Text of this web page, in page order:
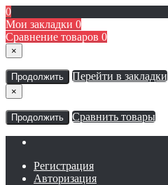
0
Мои закладки 0
Сравнение товаров 0
×
Продолжить Перейти в закладки
×
Продолжить Сравнить товары
Регистрация
Авторизация